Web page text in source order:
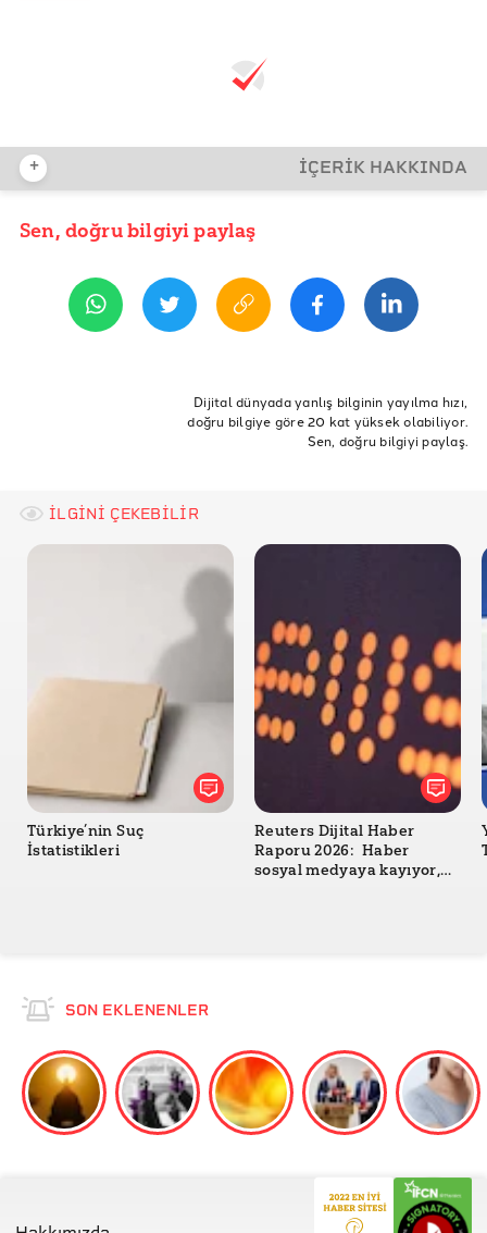
+ İÇERİK HAKKINDA
YAYIN TARİHİ
Freedom House
Freedom
Freedom House Raporu
Özgür Değil
Sen, doğru bilgiyi paylaş
Dijital dünyada yanlış bilginin yayılma hızı,
doğru bilgiye göre 20 kat yüksek olabiliyor.
Sen, doğru bilgiyi paylaş.
İLGİNİ ÇEKEBİLİR
Türkiye’nin Suç
İstatistikleri
Reuters Dijital Haber
Raporu 2026: Haber
sosyal medyaya kayıyor,
SON EKLENENLER